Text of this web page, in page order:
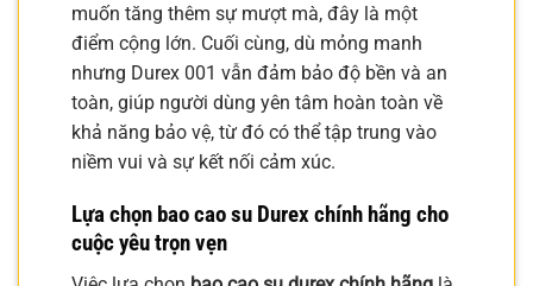
muốn tăng thêm sự mượt mà, đây là một
điểm cộng lớn. Cuối cùng, dù mỏng manh
nhưng Durex 001 vẫn đảm bảo độ bền và an
toàn, giúp người dùng yên tâm hoàn toàn về
khả năng bảo vệ, từ đó có thể tập trung vào
niềm vui và sự kết nối cảm xúc.
Lựa chọn bao cao su Durex chính hãng cho
cuộc yêu trọn vẹn